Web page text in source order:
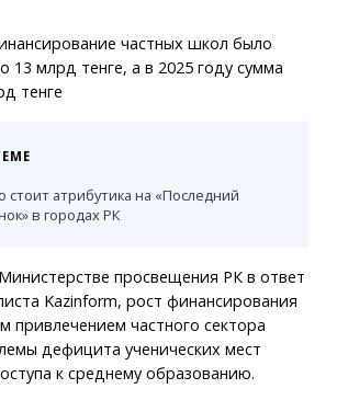
частных школ было
13 млрд тенге, а в 2025 году сумма
тенге
стоит атрибутика на «Последний
в городах РК
просвещения РК в ответ
Kazinform, рост финансирования
привлечением частного сектора
дефицита ученических мест
к среднему образованию.